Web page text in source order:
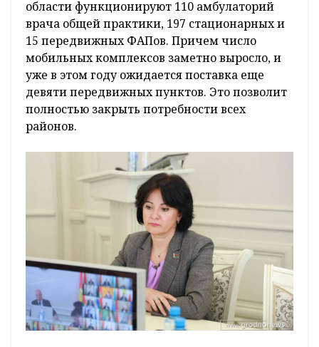
области функционируют 110 амбулаторий
врача общей практики, 197 стационарных и
15 передвижных ФАПов. Причем число
мобильных комплексов заметно выросло, и
уже в этом году ожидается поставка еще
девяти передвижных пунктов. Это позволит
полностью закрыть потребности всех
районов.